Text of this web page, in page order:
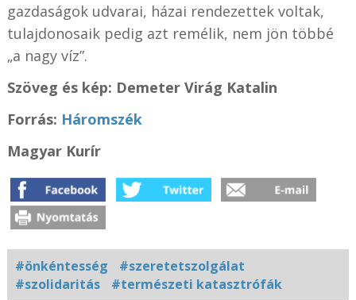
gazdaságok udvarai, házai rendezettek voltak,
tulajdonosaik pedig azt remélik, nem jön többé
„a nagy víz”.
Szöveg és kép: Demeter Virág Katalin
Forrás: Háromszék
Magyar Kurír
#önkéntesség
#szeretetszolgálat
#szolidaritás
#természeti katasztrófák